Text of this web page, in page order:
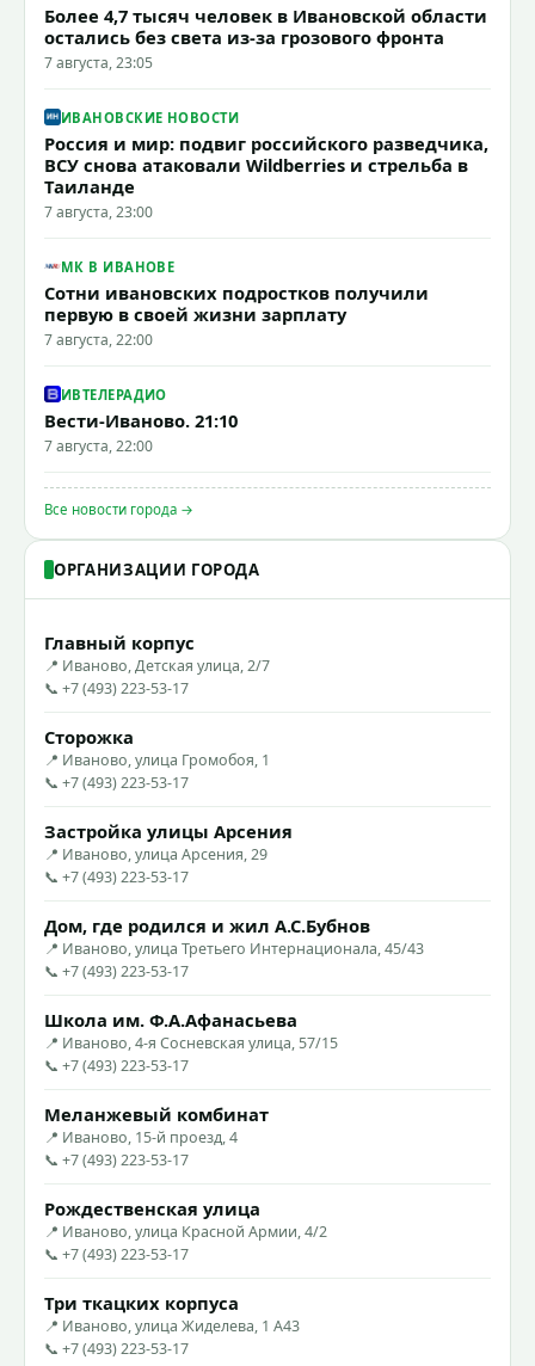
Более 4,7 тысяч человек в Ивановской области
остались без света из-за грозового фронта
7 августа, 23:05
ИВАНОВСКИЕ НОВОСТИ
Россия и мир: подвиг российского разведчика,
ВСУ снова атаковали Wildberries и стрельба в
Таиланде
7 августа, 23:00
МК В ИВАНОВЕ
Сотни ивановских подростков получили
первую в своей жизни зарплату
7 августа, 22:00
ИВТЕЛЕРАДИО
Вести-Иваново. 21:10
7 августа, 22:00
Все новости города →
ОРГАНИЗАЦИИ ГОРОДА
Главный корпус
📍 Иваново, Детская улица, 2/7
📞 +7 (493) 223-53-17
Сторожка
📍 Иваново, улица Громобоя, 1
📞 +7 (493) 223-53-17
Застройка улицы Арсения
📍 Иваново, улица Арсения, 29
📞 +7 (493) 223-53-17
Дом, где родился и жил А.С.Бубнов
📍 Иваново, улица Третьего Интернационала, 45/43
📞 +7 (493) 223-53-17
Школа им. Ф.А.Афанасьева
📍 Иваново, 4-я Сосневская улица, 57/15
📞 +7 (493) 223-53-17
Меланжевый комбинат
📍 Иваново, 15-й проезд, 4
📞 +7 (493) 223-53-17
Рождественская улица
📍 Иваново, улица Красной Армии, 4/2
📞 +7 (493) 223-53-17
Три ткацких корпуса
📍 Иваново, улица Жиделева, 1 А43
📞 +7 (493) 223-53-17